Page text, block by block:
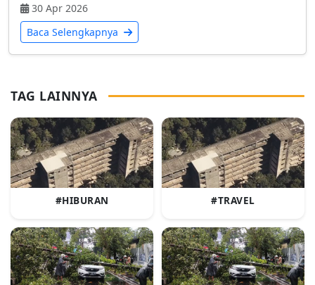
30 Apr 2026
Baca Selengkapnya
TAG LAINNYA
#HIBURAN #TRAVEL